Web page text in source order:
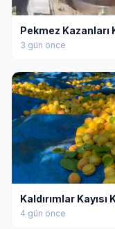
Pekmez Kazanları
3 gün önce
Kaldırımlar Kayısı
4 gün önce